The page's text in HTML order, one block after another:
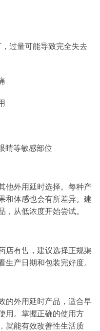
过量可能导致完全失去
睛等敏感部位
他外用延时选择。每种产
和体感也会有所差异。建
从低浓度开始尝试。
店有售，建议选择正规渠
产日期和包装完好度。
的外用延时产品，适合早
用。掌握正确的使用方
就能有效改善性生活质